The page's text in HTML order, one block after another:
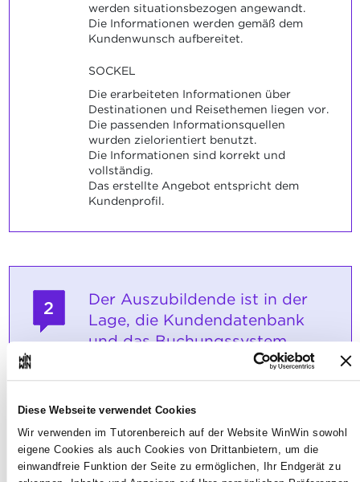
Diese Webseite verwendet Cookies
Wir verwenden im Tutorenbereich auf der Website WinWin sowohl
eigene Cookies als auch Cookies von Drittanbietern, um die
einwandfreie Funktion der Seite zu ermöglichen, Ihr Endgerät zu
werden situationsbezogen angewandt.
Die Informationen werden gemäß dem
Kundenwunsch aufbereitet.
SOCKEL
Die erarbeiteten Informationen über
Destinationen und Reisethemen liegen vor.
Die passenden Informationsquellen
wurden zielorientiert benutzt.
Die Informationen sind korrekt und
vollständig.
Das erstellte Angebot entspricht dem
Kundenprofil.
2
Der Auszubildende ist in der
Lage, die Kundendatenbank
und das Buchungssystem
auftragsbezogen
einzubeziehen.
Maximale Punktzahl: 12